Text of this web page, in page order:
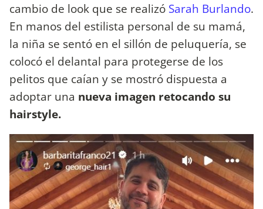
cambio de look que se realizó Sarah Burlando.
En manos del estilista personal de su mamá,
la niña se sentó en el sillón de peluquería, se
colocó el delantal para protegerse de los
pelitos que caían y se mostró dispuesta a
adoptar una nueva imagen retocando su
hairstyle.